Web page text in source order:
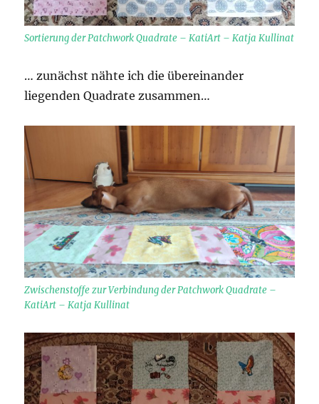
Sortierung der Patchwork Quadrate – KatiArt – Katja Kullinat
… zunächst nähte ich die übereinander
liegenden Quadrate zusammen…
Zwischenstoffe zur Verbindung der Patchwork Quadrate –
KatiArt – Katja Kullinat